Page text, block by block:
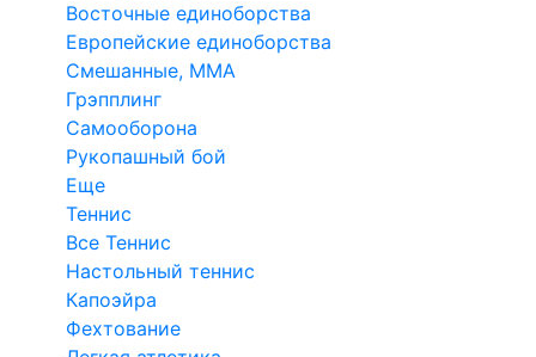
Восточные единоборства
Европейские единоборства
Смешанные, ММА
Грэпплинг
Самооборона
Рукопашный бой
Еще
Теннис
Все Теннис
Настольный теннис
Капоэйра
Фехтование